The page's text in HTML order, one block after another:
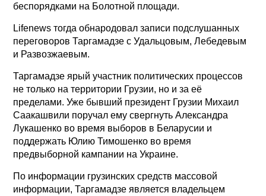
беспорядками на Болотной площади.
Lifenews тогда обнародовал записи подслушанных
переговоров Таргамадзе с Удальцовым, Лебедевым
и Развозжаевым.
Таргамадзе ярый участник политических процессов
не только на территории Грузии, но и за её
пределами. Уже бывший президент Грузии Михаил
Саакашвили поручал ему свергнуть Александра
Лукашенко во время выборов в Беларусии и
поддержать Юлию Тимошенко во время
предвыборной кампании на Украине.
По информации грузинских средств массовой
информации, Таргамадзе является владельцем